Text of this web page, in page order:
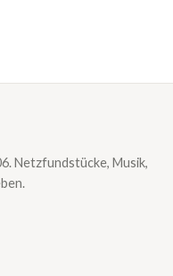
Netzfundstücke, Musik,